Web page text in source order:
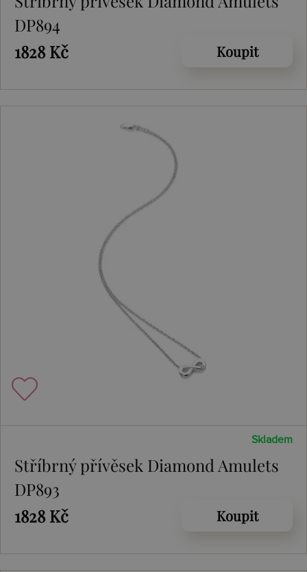
DP894
1828 Kč
Koupit
Skladem
Stříbrný přívěsek Diamond Amulets
DP893
1828 Kč
Koupit